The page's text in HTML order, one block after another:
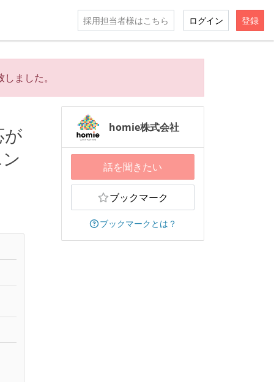
採用担当者様はこちら ログイン 登録
ました。
homie株式会社
話を聞きたい
ブックマーク
ブックマークとは？